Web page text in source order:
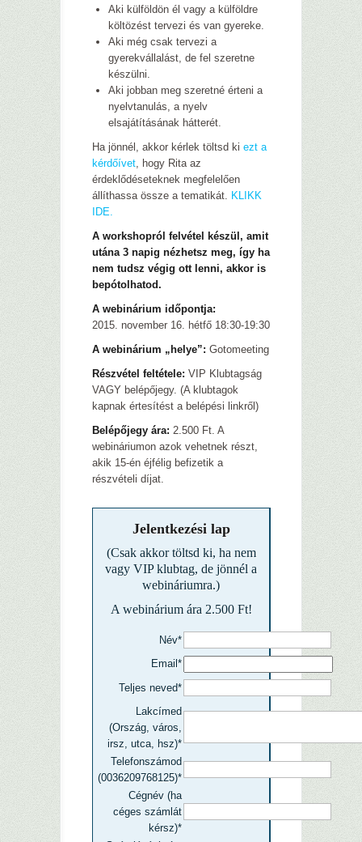
Aki külföldön él vagy a külföldre
költözést tervezi és van gyereke.
Aki még csak tervezi a
gyerekvállalást, de fel szeretne
készülni.
Aki jobban meg szeretné érteni a
nyelvtanulás, a nyelv
elsajátításának hátterét.
Ha jönnél, akkor kérlek töltsd ki ezt a
kérdőívet , hogy Rita az
érdeklődéseteknek megfelelően
állíthassa össze a tematikát. KLIKK
IDE.
A workshopról felvétel készül, amit
utána 3 napig nézhetsz meg, így ha
nem tudsz végig ott lenni, akkor is
bepótolhatod.
A webinárium időpontja:
2015. november 16. hétfő 18:30-19:30
A webinárium „helye”: Gotomeeting
Részvétel feltétele: VIP Klubtagság
VAGY belépőjegy. (A klubtagok
kapnak értesítést a belépési linkről)
Belépőjegy ára: 2.500 Ft. A
webináriumon azok vehetnek részt,
akik 15-én éjfélig befizetik a
részvételi díjat.
Jelentkezési lap
(Csak akkor töltsd ki, ha nem
vagy VIP klubtag, de jönnél a
webináriumra.)
A webinárium ára 2.500 Ft!
Név*
Email*
Teljes neved*
Lakcímed
(Ország, város,
irsz, utca, hsz)*
Telefonszámod
(0036209768125)*
Cégnév (ha
céges számlát
kérsz)*